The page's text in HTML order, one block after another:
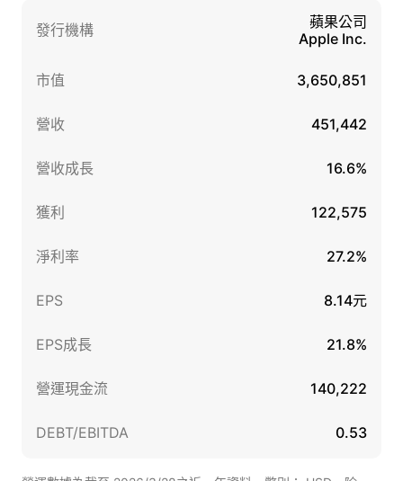
發行機構
蘋果公司
Apple Inc.
市值 3,650,851
營收 451,442
營收成長 16.6%
獲利 122,575
淨利率 27.2%
EPS 8.14元
EPS成長 21.8%
營運現金流 140,222
DEBT/EBITDA 0.53